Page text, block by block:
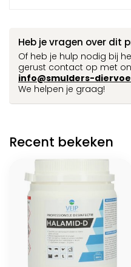
Heb je vragen over dit
Of heb je hulp nodig bij
gerust contact op met
info@smulders-
We helpen je graag!
Recent bekeken